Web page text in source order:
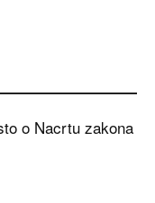
o Nacrtu zakona